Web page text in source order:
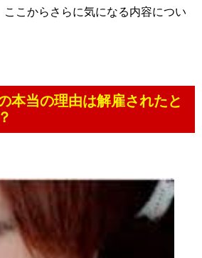
ここからさらに気になる内容につい
本当の理由は解雇されたと